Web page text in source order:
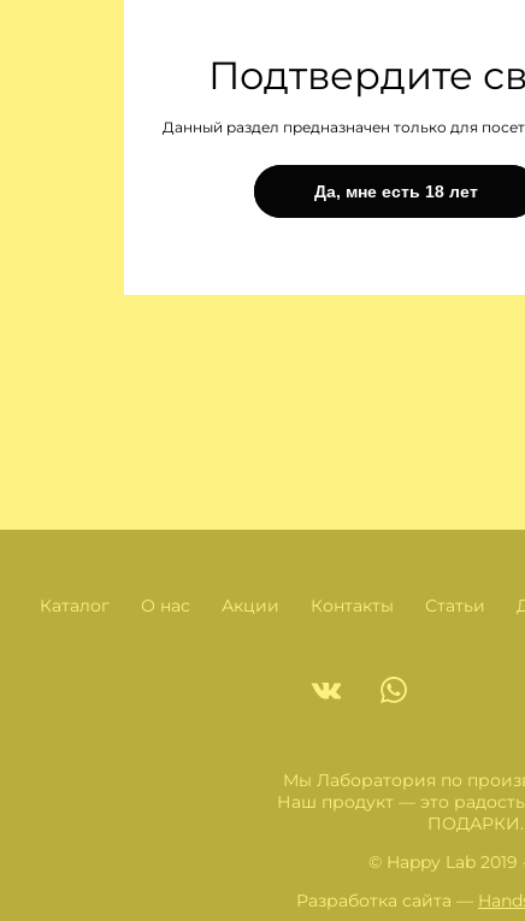
Подтвердите
Данный раздел предназначен только для
Да, мне есть 18 лет
Каталог О нас Акции Контакты Статьи
Мы Лаборатория по
Наш продукт — это
ПОДАРКИ.
© Happy Lab 2019
Разработка сайта —